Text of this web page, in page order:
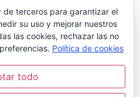
electrónico y web en este
vez que comente.
de terceros para garantizar el
su uso y mejorar nuestros
las cookies, rechazar las no
Política de cookies
todo